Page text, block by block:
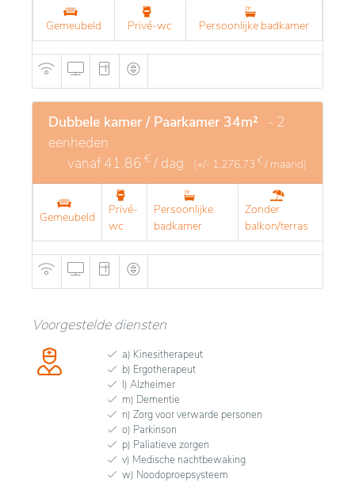
Gemeubeld Privé-wc Persoonlijke badkamer
Dubbele kamer / Paarkamer 34m² - 2
eenheden
vanaf41,86 € / dag (+/- 1.276,73 € / maand)
Gemeubeld
Privé-
wc
Persoonlijke
badkamer
Zonder
balkon/terras
Voorgestelde diensten
a) Kinesitherapeut
b) Ergotherapeut
l) Alzheimer
m) Dementie
n) Zorg voor verwarde personen
o) Parkinson
p) Paliatieve zorgen
v) Medische nachtbewaking
w) Noodoproepsysteem